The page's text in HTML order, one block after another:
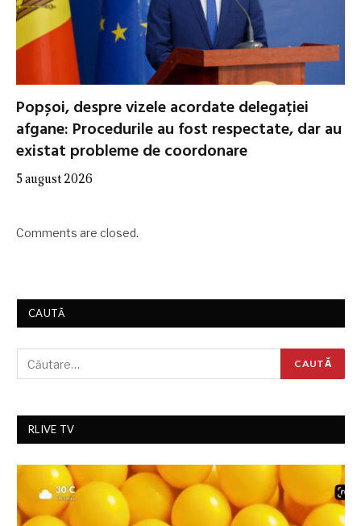
Popșoi, despre vizele acordate delegației
afgane: Procedurile au fost respectate, dar au
existat probleme de coordonare
5 august 2026
Comments are closed.
CAUTĂ
RLIVE TV